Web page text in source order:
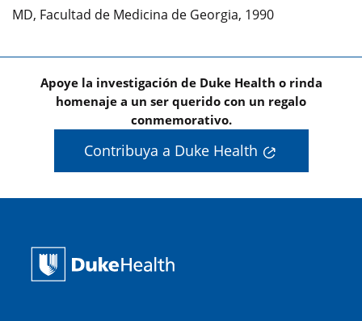
MD, Facultad de Medicina de Georgia, 1990
Apoye la investigación de Duke Health o rinda
homenaje a un ser querido con un regalo
conmemorativo.
Contribuya a Duke Health